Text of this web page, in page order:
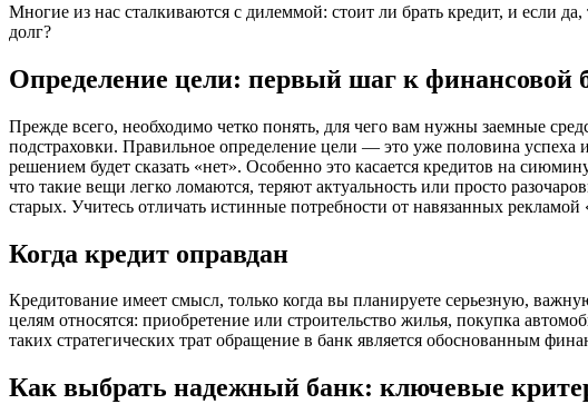
Многие из нас сталкиваются с дилеммой: стоит ли брать кредит, и если
долг?
Определение цели: первый шаг к финансовой
Прежде всего, необходимо четко понять, для чего вам нужны заемные
подстраховки. Правильное определение цели — это уже половина
решением будет сказать «нет». Особенно это касается кредитов на
что такие вещи легко ломаются, теряют актуальность или просто
старых. Учитесь отличать истинные потребности от навязанных
Когда кредит оправдан
Кредитование имеет смысл, только когда вы планируете серьезную,
целям относятся: приобретение или строительство жилья, покупка
таких стратегических трат обращение в банк является обоснованным
Как выбрать надежный банк: ключевые